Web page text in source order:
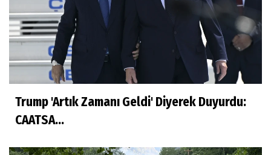
Trump 'Artık Zamanı Geldi' Diyerek Duyurdu:
CAATSA...